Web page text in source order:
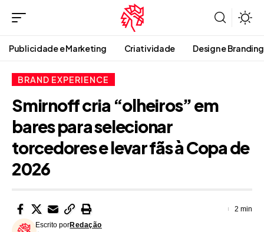
Publicidade e Marketing Criatividade Design e Branding
BRAND EXPERIENCE
Smirnoff cria “olheiros” em
bares para selecionar
torcedores e levar fãs à Copa de
2026
Escrito porRedação
2 min